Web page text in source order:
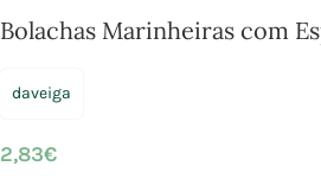
Bolachas Marinheiras com
daveiga
2,83€